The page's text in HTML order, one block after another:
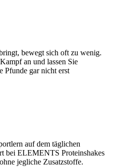
bewegt sich oft zu wenig.
an und lassen Sie
Pfunde gar nicht erst
auf dem täglichen
bei ELEMENTS Proteinshakes
jegliche Zusatzstoffe.